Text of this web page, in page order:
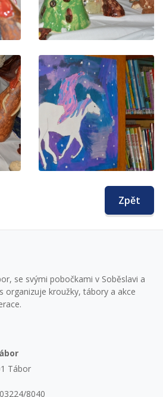
Zpět
se svými pobočkami v Soběslavi a
organizuje kroužky, tábory a akce
Tábor
8040